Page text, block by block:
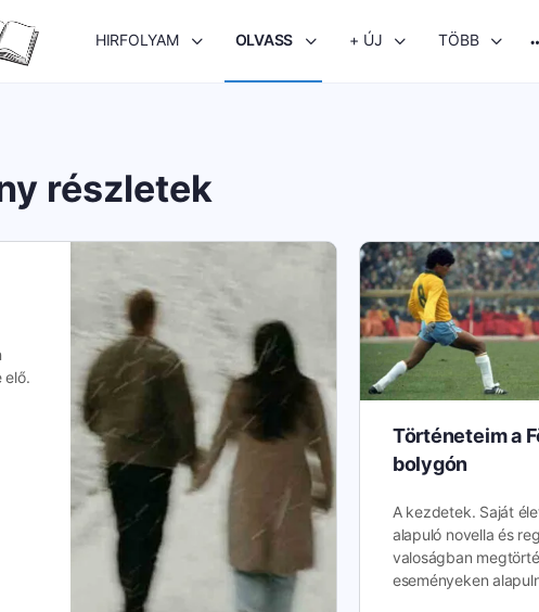
HIRFOLYAM OLVASS + ÚJ TÖBB
részletek
elő.
Történeteim a
bolygón
A kezdetek. Saját
alapuló novella és
valoságban
eseményeken